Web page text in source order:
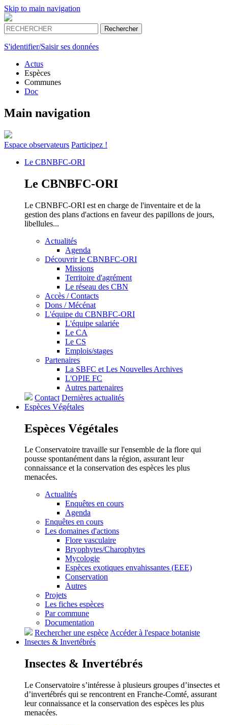
Skip to main navigation
S'identifier/Saisir ses données
Actus
Espèces
Communes
Doc
Main navigation
Espace observateurs Participez !
Le CBNBFC-ORI
Le CBNBFC-ORI
Le CBNBFC-ORI est en charge de l'inventaire et de la
gestion des plans d'actions en faveur des papillons de jours,
libellules...
Actualités
Agenda
Découvrir le CBNBFC-ORI
Missions
Territoire d'agrément
Le réseau des CBN
Accès / Contacts
Dons / Mécénat
L'équipe du CBNBFC-ORI
L'équipe salariée
Le CA
Le CS
Emplois/stages
Partenaires
La SBFC et Les Nouvelles Archives
L'OPIE FC
Autres partenaires
Contact Dernières actualités
Espèces Végétales
Espèces Végétales
Le Conservatoire travaille sur l'ensemble de la flore qui
pousse spontanément dans la région, assurant leur
connaissance et la conservation des espèces les plus
menacées.
Actualités
Enquêtes en cours
Agenda
Enquêtes en cours
Les domaines d'actions
Flore vasculaire
Bryophytes/Charophytes
Mycologie
Espèces exotiques envahissantes (EEE)
Conservation
Autres
Projets
Les fiches espèces
Par commune
Documentation
Rechercher une espèceAccéder à l'espace botaniste
Insectes & Invertébrés
Insectes & Invertébrés
Le Conservatoire s’intéresse à plusieurs groupes d’insectes et
d’invertébrés qui se rencontrent en Franche-Comté, assurant
leur connaissance et la conservation des espèces les plus
menacées.